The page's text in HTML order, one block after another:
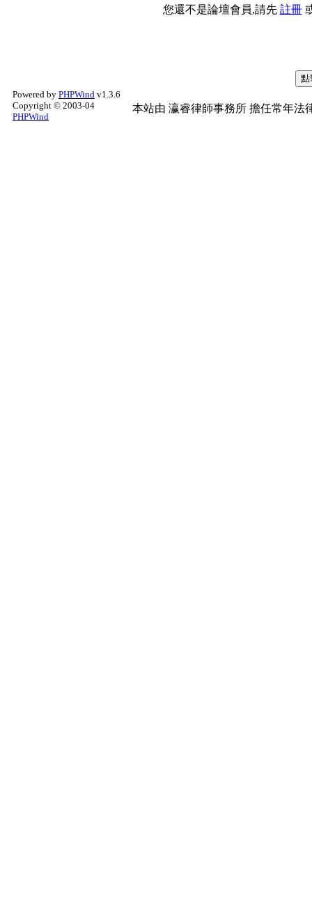
您還不是論壇會員,請先 註冊
Powered by PHPWind v1.3.6
Copyright © 2003-04
PHPWind
本站由 瀛睿律師事務所 擔任常年法